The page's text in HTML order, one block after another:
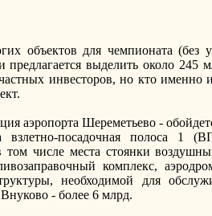
объектов для чемпионата (без
выделить около 245
инвесторов, но кто
аэропорта Шереметьево -
взлетно-посадочная полоса 1
том числе места стоянки
комплекс,
необходимой для
- более 6 млрд.